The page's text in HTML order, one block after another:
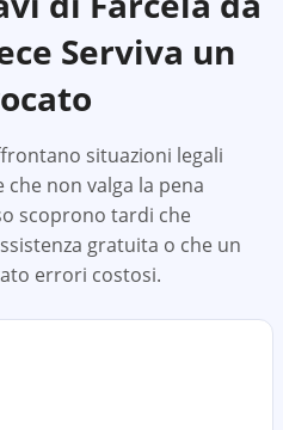
Serviva un
situazioni legali
non valga la pena
scoprono tardi che
gratuita o che un
errori costosi.